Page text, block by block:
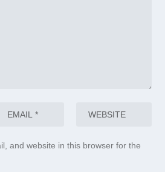
and website in this browser for the